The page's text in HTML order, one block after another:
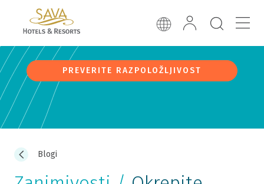
PREVERITE RAZPOLOŽLJIVOST
Blogi